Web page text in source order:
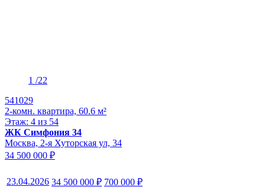
1 /22
541029
2-комн. квартира, 60.6 м²
Этаж: 4 из 54
ЖК Симфония 34
Москва, 2-я Хуторская ул, 34
34 500 000 ₽
23.04.2026 34 500 000 ₽ 700 000 ₽